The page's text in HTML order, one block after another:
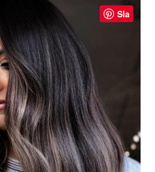
Sla